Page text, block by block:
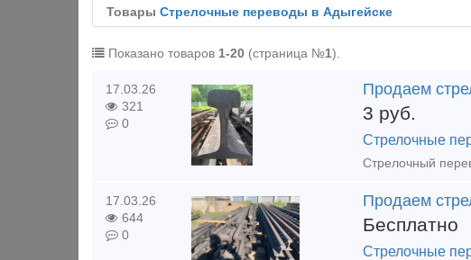
Товары Стрелочные переводы в Адыгейске
Показано товаров 1-20 (страница №1).
17.03.26
321
0
Продаем
3 руб.
Стрелочные
Стрелочный
17.03.26
644
0
Продаем
Бесплатно
Стрелочные